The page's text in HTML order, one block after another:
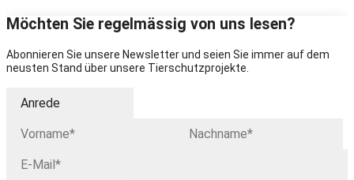
Möchten Sie regelmässig von uns lesen?
Abonnieren Sie unsere Newsletter und seien Sie immer auf dem
neusten Stand über unsere Tierschutzprojekte.